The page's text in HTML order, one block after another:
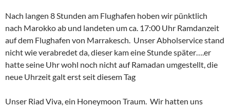
Nach langen 8 Stunden am Flughafen hoben wir pünktlich
nach Marokko ab und landeten um ca. 17:00 Uhr Ramdanzeit
auf dem Flughafen von Marrakesch. Unser Abholservice stand
nicht wie verabredet da, dieser kam eine Stunde später….er
hatte seine Uhr wohl noch nicht auf Ramadan umgestellt, die
neue Uhrzeit galt erst seit diesem Tag
Unser Riad Viva, ein Honeymoon Traum. Wir hatten uns